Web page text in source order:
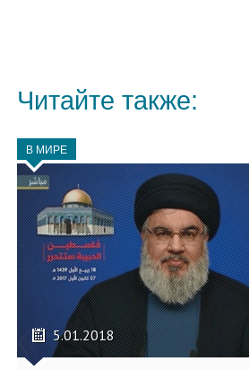
Читайте также:
В МИРЕ
5.01.2018